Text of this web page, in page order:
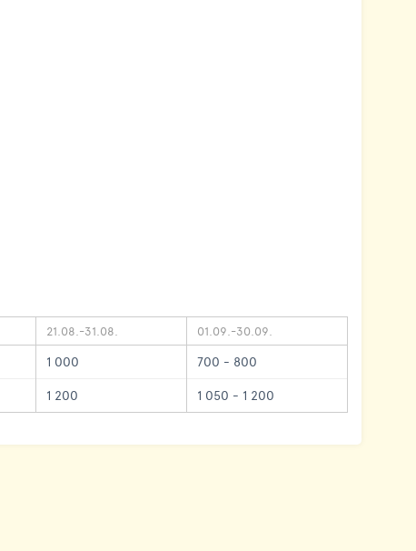
21.08.-31.08. 01.09.-30.09.
1 000
700 - 800
1 200 1 050 - 1 200